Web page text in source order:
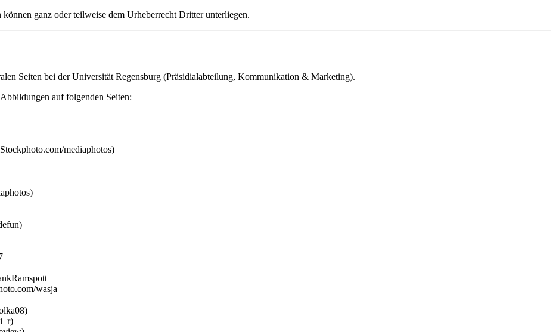
ganz oder teilweise dem Urheberrecht Dritter unterliegen.
Seiten bei der Universität Regensburg (Präsidialabteilung, Kommunikation & Marketing).
auf folgenden Seiten:
mediaphotos)
wasja